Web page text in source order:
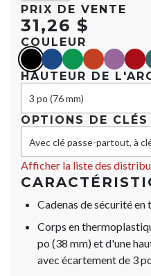
PRIX DE VENTE
31,26 $
COULEUR
blackbluegreenorangepurplered
HAUTEUR DE
3 po (76 mm)
OPTIONS DE CLÉS
Avec clé passe-partout, à
Afficher la liste des
Cadenas de sécurité
Corps en
po (38 mm) et d'une
avec écartement de 3